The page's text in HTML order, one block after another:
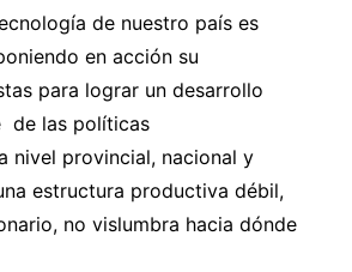
de nuestro país es
en acción su
para lograr un desarrollo
de las políticas
nivel provincial, nacional y
estructura productiva débil,
no vislumbra hacia dónde